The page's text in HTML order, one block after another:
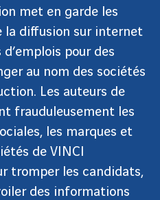
met en garde les
la diffusion sur internet
pour des
au nom des sociétés
Les auteurs de
frauduleusement les
les marques et
de VINCI
tromper les candidats,
des informations